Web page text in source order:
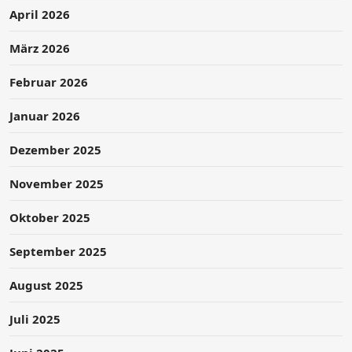
April 2026
März 2026
Februar 2026
Januar 2026
Dezember 2025
November 2025
Oktober 2025
September 2025
August 2025
Juli 2025